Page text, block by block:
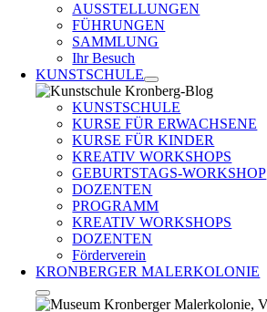
AUSSTELLUNGEN
FÜHRUNGEN
SAMMLUNG
Ihr Besuch
KUNSTSCHULE
KUNSTSCHULE
KURSE FÜR ERWACHSENE
KURSE FÜR KINDER
KREATIV WORKSHOPS
GEBURTSTAGS-WORKSHOP
DOZENTEN
PROGRAMM
KREATIV WORKSHOPS
DOZENTEN
Förderverein
KRONBERGER MALERKOLONIE